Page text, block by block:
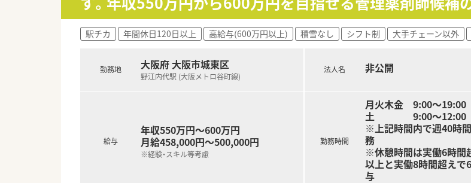
駅チカ 年間休日120日以上 高給与(600万円以上) 積雪なし シフト制 大手チェーン以外
勤務地 大阪府 大阪市城東区
野江内代駅 (大阪メトロ谷町線)
給与
年収550万円～600万円
月給458,000円～500,000円
※経験・スキル等考慮
法人名 非公開
勤務時間
月火木金 9:00～19:00
土 9:00～12:00
※上記時間内で週40時
務
※休憩時間は実働6時間
以上と実働8時間超えで
与